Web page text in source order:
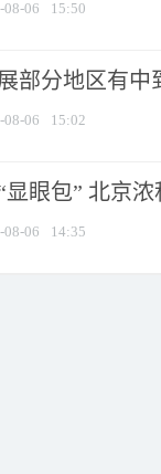
08-06 15:50
部分地区有中
08-06 15:02
显眼包” 北京
08-06 14:35